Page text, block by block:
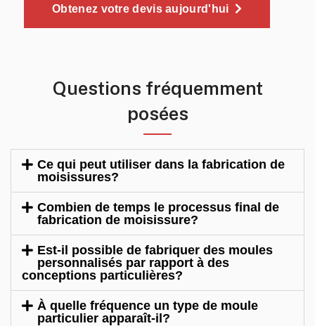
Obtenez votre devis aujourd'hui
Questions fréquemment
posées
Ce qui peut utiliser dans la fabrication de
moisissures?
Combien de temps le processus final de
fabrication de moisissure?
Est-il possible de fabriquer des moules
personnalisés par rapport à des
conceptions particulières?
À quelle fréquence un type de moule
particulier apparaît-il?